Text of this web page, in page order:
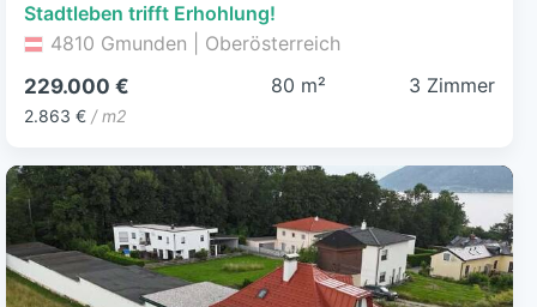
Stadtleben trifft Erhohlung!
4810 Gmunden | Oberösterreich
229.000 €
2.863 € / m2
80 m² 3 Zimmer